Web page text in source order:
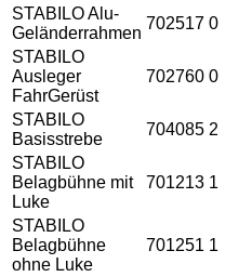
STABILO Alu-
Geländerrahmen
702517 0
STABILO
Ausleger
FahrGerüst
702760 0
STABILO
Basisstrebe
704085 2
STABILO
Belagbühne mit
Luke
701213 1
STABILO
Belagbühne
ohne Luke
701251 1